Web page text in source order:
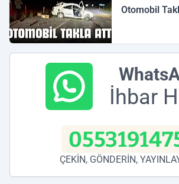
Otomobil
İhbar
ÇEKİN, GÖNDERİN,